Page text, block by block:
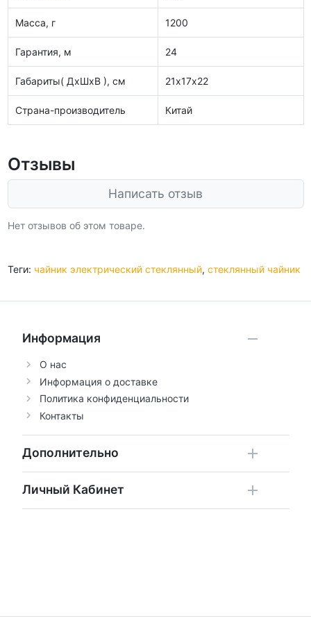
Масса, г 1200
Гарантия, м 24
Габариты( ДхШхВ ), см 21х17х22
Страна-производитель Китай
Отзывы
Написать отзыв
Нет отзывов об этом товаре.
Теги: чайник электрический стеклянный, стеклянный чайник
Информация
О нас
Информация о доставке
Политика конфиденциальности
Контакты
Дополнительно
Личный Кабинет